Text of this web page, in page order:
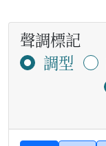
聲調標記
調型